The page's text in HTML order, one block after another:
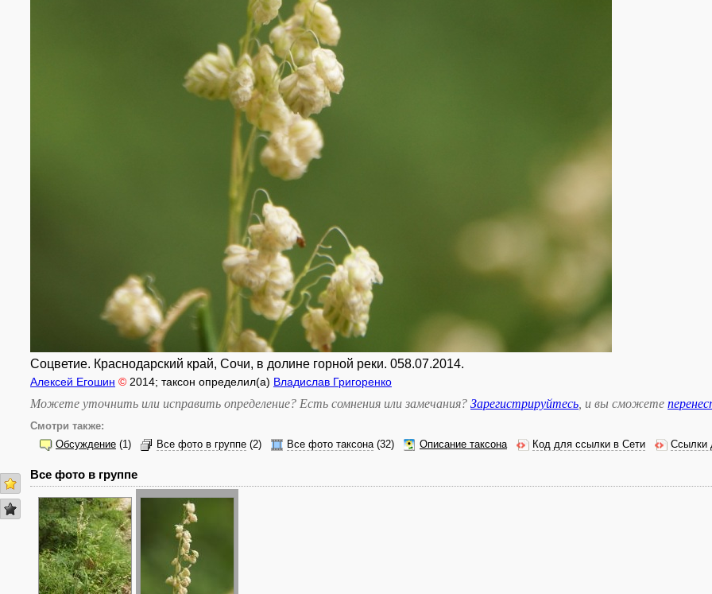
Соцветие. Краснодарский край, Сочи, в долине горной реки. 058.07.2014.
Алексей Егошин © 2014; таксон определил(а) Владислав Григоренко
Можете уточнить или исправить определение? Есть сомнения или замечания? Зарегистрируйтесь , и вы сможете
Смотри также:
Обсуждение (1) Все фото в группе (2) Все фото таксона(32) Описание таксона Код для ссылки в Сети Ссылки
Все фото в группе